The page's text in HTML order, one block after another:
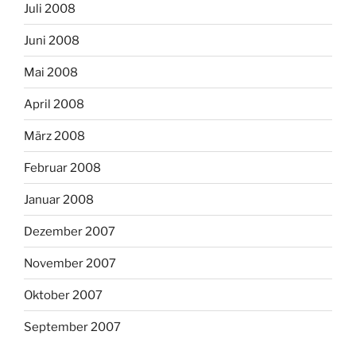
Juli 2008
Juni 2008
Mai 2008
April 2008
März 2008
Februar 2008
Januar 2008
Dezember 2007
November 2007
Oktober 2007
September 2007